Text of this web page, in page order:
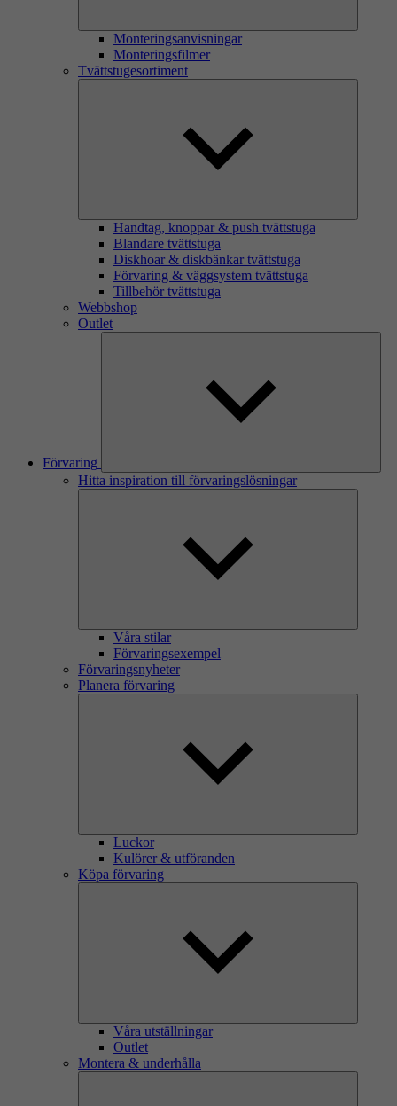
Monteringsanvisningar
Monteringsfilmer
Tvättstugesortiment
Handtag, knoppar & push tvättstuga
Blandare tvättstuga
Diskhoar & diskbänkar tvättstuga
Förvaring & väggsystem tvättstuga
Tillbehör tvättstuga
Webbshop
Outlet
Förvaring
Hitta inspiration till förvaringslösningar
Våra stilar
Förvaringsexempel
Förvaringsnyheter
Planera förvaring
Luckor
Kulörer & utföranden
Köpa förvaring
Våra utställningar
Outlet
Montera & underhålla